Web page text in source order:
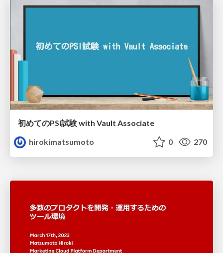
初めてのPSI試験 with Vault Associate
hirokimatsumoto
0 270